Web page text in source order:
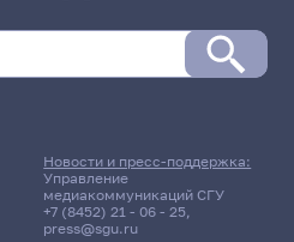
Новости и пресс-поддержка:
Управление
медиакоммуникаций СГУ
+7 (8452) 21 - 06 - 25,
press@sgu.ru